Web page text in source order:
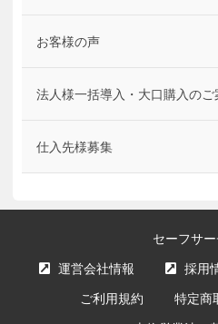
お客様の声
法人様一括導入・大口購入のご
仕入先様募集
セーフサ
運営会社情報 採用
ご利用規約 特定商